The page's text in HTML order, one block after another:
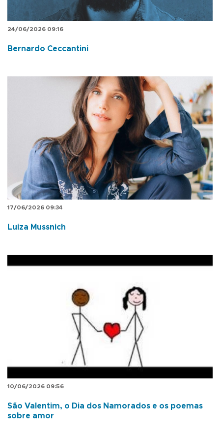
24/06/2026 09:16
Bernardo Ceccantini
17/06/2026 09:34
Luiza Mussnich
10/06/2026 09:56
São Valentim, o Dia dos Namorados e os poemas
sobre amor